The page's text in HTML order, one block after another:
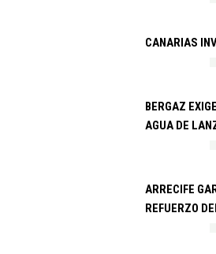
CANARIAS
BERGAZ
AGUA DE
ARRECIFE
REFUERZO